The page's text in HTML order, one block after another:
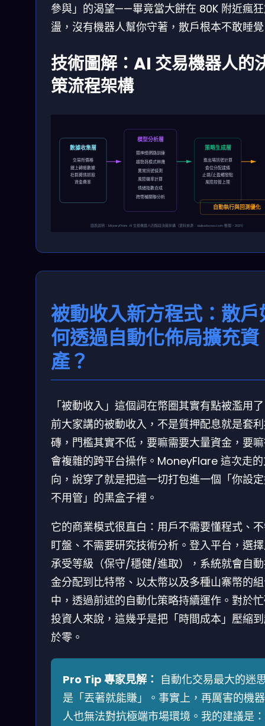
參與」的渴望——畢竟當大餅在 80K 附近瘋
盪，沒有機器人幫你守著，散戶根本不敢睡
技術圖解：AI 交易機器人的
策流程架構
數據收集層
交易所價格
鏈上轉帳數據
社群輿情抓取
資金費率
模型分析層
類神經網路訓練
趨勢與模式辨識
異常訊號偵測
風險機率計算
情緒指數合成
跨幣種關聯分析
策略生成層
進出場訊號計算
倉位分配建議
止損/止盈觸發點
風險控管上限
自動執行與回測優化
圖表說明：MoneyFlare AI 交易機器人四階段決策架構（資料來源：siuleeboss.com 整理，2026）
被動收入新方程式：散戶
何透過自動化佈局擴充資
產？
「被動收入」這個詞在幣圈其實有點被濫用
前大家講的被動收入，不是質押配息就是套
磚，門檻其實不低，要嘛需要大量資金，要
會複雜的跨平台操作。MoneyFlare 這次走
向，說穿了就是把這一切打包進一個「你設
不用管」的黑盒子裡。
它的商業模式很直白：用戶不需要懂程式、
盯盤、不需要研究技術分析。登入平台，選
承受等級（保守/穩健/進取），系統就會自
金分配到比特幣、以太幣以及多種山寨幣的
中，透過前述的自動化策略持續運作。對於
投資人來說，這幾乎是把「時間成本」壓縮
於零。
Pro Tip 專家見解： 自動化交易最大的迷
是「丟著就能賺」。事實上，再厲害的機器
人也無法對抗極端市場環境。我的建議是：